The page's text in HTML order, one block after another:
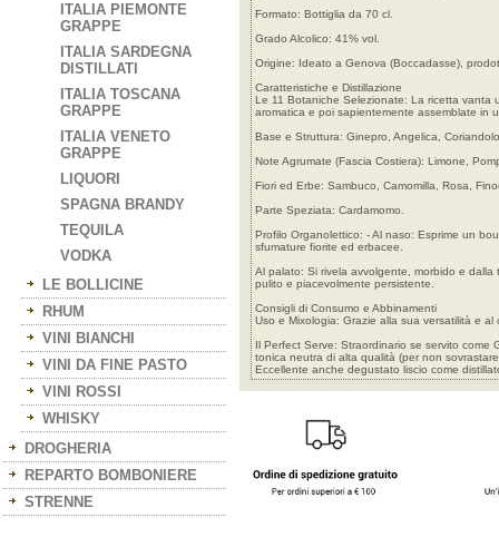
ITALIA PIEMONTE
GRAPPE
ITALIA SARDEGNA
DISTILLATI
ITALIA TOSCANA
GRAPPE
ITALIA VENETO
GRAPPE
LIQUORI
SPAGNA BRANDY
TEQUILA
VODKA
LE BOLLICINE
RHUM
VINI BIANCHI
VINI DA FINE PASTO
VINI ROSSI
WHISKY
DROGHERIA
REPARTO BOMBONIERE
STRENNE
Formato: Bottiglia da 70 cl.
Grado Alcolico: 41% vol.
Origine: Ideato a Genova (Boccadasse),
Caratteristiche e Distillazione
Le 11 Botaniche Selezionate: La ricetta vanta
aromatica e poi sapientemente assemblate in
Base e Struttura: Ginepro, Angelica,
Note Agrumate (Fascia Costiera): Limone,
Fiori ed Erbe: Sambuco, Camomilla, Rosa,
Parte Speziata: Cardamomo.
Profilo Organolettico: - Al naso: Esprime un
sfumature fiorite ed erbacee.
Al palato: Si rivela avvolgente, morbido e
pulito e piacevolmente persistente.
Consigli di Consumo e Abbinamenti
Uso e Mixologia: Grazie alla sua versatilità e
Il Perfect Serve: Straordinario se servito
tonica neutra di alta qualità (per non
Eccellente anche degustato liscio come